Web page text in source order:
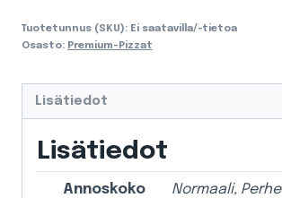
Tuotetunnus (SKU): Ei saatavilla/-tietoa
Osasto: Premium-Pizzat
Lisätiedot
Lisätiedot
Annoskoko Normaali, Perhe